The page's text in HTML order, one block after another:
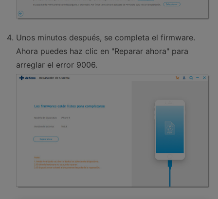
Unos minutos después, se completa el firmware.
Ahora puedes haz clic en "Reparar ahora" para
arreglar el error 9006.